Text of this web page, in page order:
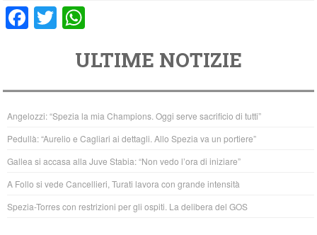
F
a
e
b
o
o
k
T
wi
er
at
s
A
p
p
ULTIME NOTIZIE
Angelozzi: “Spezia la mia Champions. Oggi serve sacrificio di tutti”
Pedullà: “Aurelio e Cagliari ai dettagli. Allo Spezia va un portiere”
Gallea si accasa alla Juve Stabia: “Non vedo l’ora di iniziare”
A Follo si vede Cancellieri, Turati lavora con grande intensità
Spezia-Torres con restrizioni per gli ospiti. La delibera del GOS